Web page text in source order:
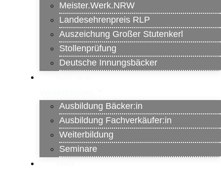
Meister.Werk.NRW
Landesehrenpreis RLP
Auszeichung Großer Stutenkerl
Stollenprüfung
Deutsche Innungsbäcker
Ausbildung Bäcker:in
Ausbildung Fachverkäufer:in
Weiterbildung
Seminare